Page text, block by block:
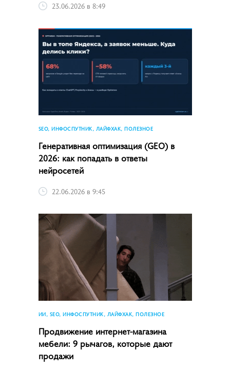
23.06.2026 в 8:49
SEO, ИНФОСПУТНИК, ЛАЙФХАК, ПОЛЕЗНОЕ
Генеративная оптимизация (GEO) в
2026: как попадать в ответы
нейросетей
22.06.2026 в 9:45
ИИ, SEO, ИНФОСПУТНИК, ЛАЙФХАК, ПОЛЕЗНОЕ
Продвижение интернет-магазина
мебели: 9 рычагов, которые дают
продажи